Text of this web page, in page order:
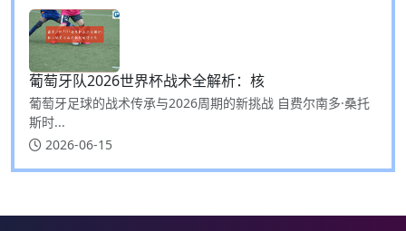
葡萄牙队2026世界杯战术全解析：核
葡萄牙足球的战术传承与2026周期的新挑战 自费尔南多·桑托
斯时...
2026-06-15